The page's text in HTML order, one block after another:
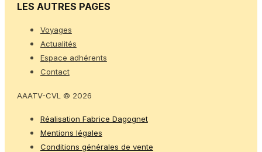
LES AUTRES PAGES
Voyages
Actualités
Espace adhérents
Contact
AAATV-CVL © 2026
Réalisation Fabrice Dagognet
Mentions légales
Conditions générales de vente